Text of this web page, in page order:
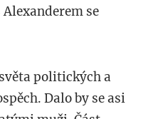
se
politických a
Dalo by se asi